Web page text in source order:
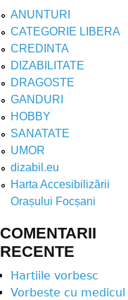
ANUNTURI
CATEGORIE LIBERA
CREDINTA
DIZABILITATE
DRAGOSTE
GANDURI
HOBBY
SANATATE
UMOR
dizabil.eu
Harta Accesibilizării
Orașului Focșani
COMENTARII
RECENTE
Hartiile vorbesc
Vorbeste cu medicul